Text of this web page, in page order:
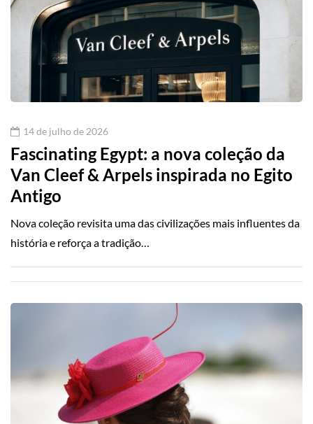
14 de julho de 2026
Fascinating Egypt: a nova coleção da
Van Cleef & Arpels inspirada no Egito
Antigo
Nova coleção revisita uma das civilizações mais influentes da
história e reforça a tradição…